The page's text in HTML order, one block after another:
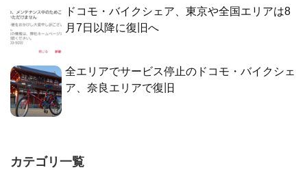
ドコモ・バイクシェア、東京や全国エリアは8
月7日以降に復旧へ
全エリアでサービス停止のドコモ・バイクシェ
ア、奈良エリアで復旧
カテゴリ一覧